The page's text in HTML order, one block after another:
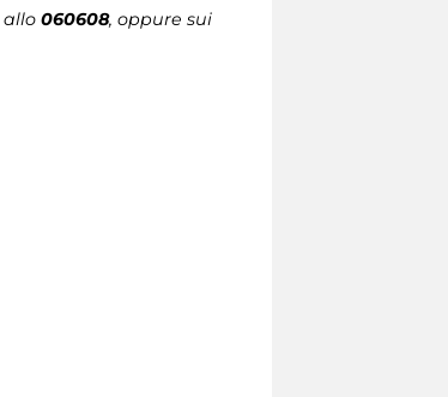
allo 060608, oppure sui